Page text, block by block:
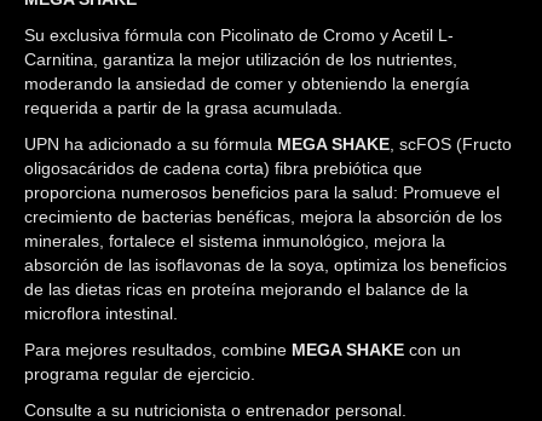
Su exclusiva fórmula con Picolinato de Cromo y Acetil L-
Carnitina, garantiza la mejor utilización de los nutrientes,
moderando la ansiedad de comer y obteniendo la energía
requerida a partir de la grasa acumulada.
UPN ha adicionado a su fórmula MEGA SHAKE , scFOS (Fructo
oligosacáridos de cadena corta) fibra prebiótica que
proporciona numerosos beneficios para la salud: Promueve el
crecimiento de bacterias benéficas, mejora la absorción de los
minerales, fortalece el sistema inmunológico, mejora la
absorción de las isoflavonas de la soya, optimiza los beneficios
de las dietas ricas en proteína mejorando el balance de la
microflora intestinal.
Para mejores resultados, combine MEGA SHAKE con un
programa regular de ejercicio.
Consulte a su nutricionista o entrenador personal.